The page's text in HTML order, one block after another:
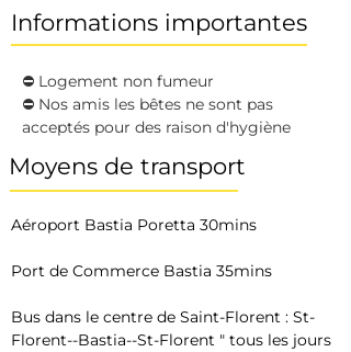
Informations importantes
⛔️ Logement non fumeur
⛔️ Nos amis les bêtes ne sont pas
acceptés pour des raison d'hygiène
Moyens de transport
Aéroport Bastia Poretta 30mins
Port de Commerce Bastia 35mins
Bus dans le centre de Saint-Florent : St-
Florent--Bastia--St-Florent " tous les jours